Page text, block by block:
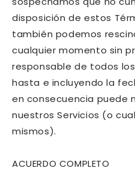
disposición de estos
también podemos
cualquier momento sin
responsable de todos
hasta e incluyendo la
en consecuencia puede
nuestros Servicios (o
mismos).
ACUERDO COMPLETO